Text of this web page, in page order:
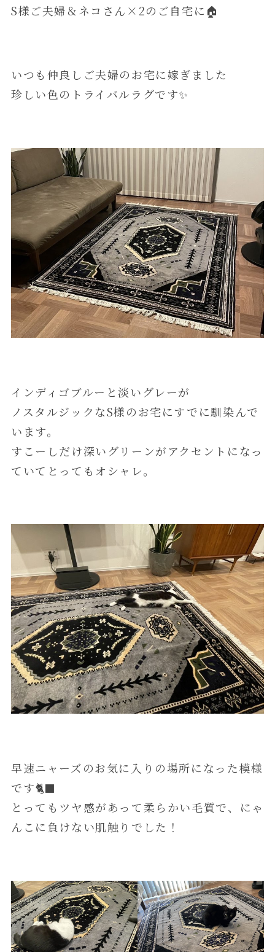
S様ご夫婦＆ネコさん×2のご自宅に🏠
いつも仲良しご夫婦のお宅に嫁ぎました
珍しい色のトライバルラグです✨️
インディゴブルーと淡いグレーが
ノスタルジックなS様のお宅にすでに馴染んで
います。
すこーしだけ深いグリーンがアクセントになっ
ていてとってもオシャレ。
早速ニャーズのお気に入りの場所になった模様
です🐈‍⬛
とってもツヤ感があって柔らかい毛質で、にゃ
んこに負けない肌触りでした！